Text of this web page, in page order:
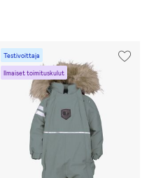
Testivoittaja
Ilmaiset toimituskulut